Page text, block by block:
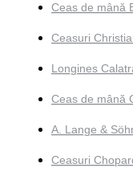
Ceas de mână
Ceasuri
Longines
Ceas de mână
A. Lange &
Ceasuri